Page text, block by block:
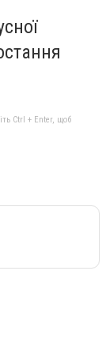
Ctrl + Enter, щоб